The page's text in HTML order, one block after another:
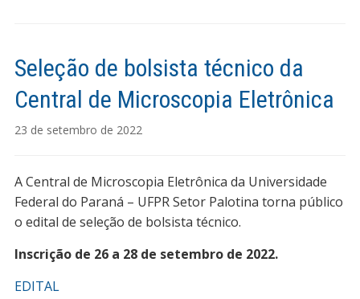
Seleção de bolsista técnico da
Central de Microscopia Eletrônica
23 de setembro de 2022
A Central de Microscopia Eletrônica da Universidade
Federal do Paraná – UFPR Setor Palotina torna público
o edital de seleção de bolsista técnico.
Inscrição de 26 a 28 de setembro de 2022.
EDITAL